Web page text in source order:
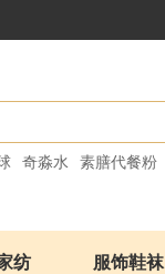
奇淼水 素膳代餐粉
纺 服饰鞋袜